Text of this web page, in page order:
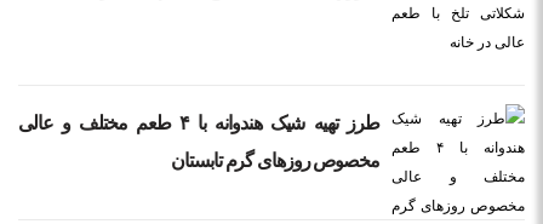
طرز تهیه شیک هندوانه با ۴ طعم مختلف و عالی
مخصوص روزهای گرم تابستان